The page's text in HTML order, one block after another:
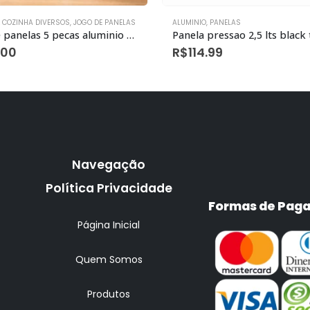
PANELAS
Panela pressao 2,5 lts black tp polida
ALUMINIO, COZINHA DIVERSOS
R$63.00
Navegação
Política Privacidade
Página Inicial
Quem Somos
Produtos
Formas de